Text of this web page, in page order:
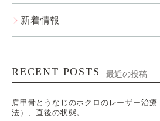
新着情報
RECENT POSTS 最近の投稿
肩甲骨とうなじのホクロのレーザー治療
法）、直後の状態。